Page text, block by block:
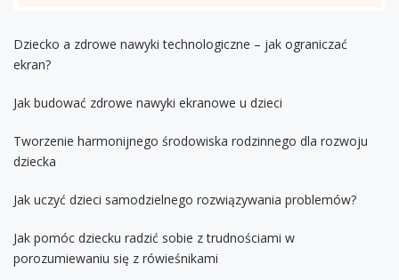
Dziecko a zdrowe nawyki technologiczne – jak ograniczać
ekran?
Jak budować zdrowe nawyki ekranowe u dzieci
Tworzenie harmonijnego środowiska rodzinnego dla rozwoju
dziecka
Jak uczyć dzieci samodzielnego rozwiązywania problemów?
Jak pomóc dziecku radzić sobie z trudnościami w
porozumiewaniu się z rówieśnikami